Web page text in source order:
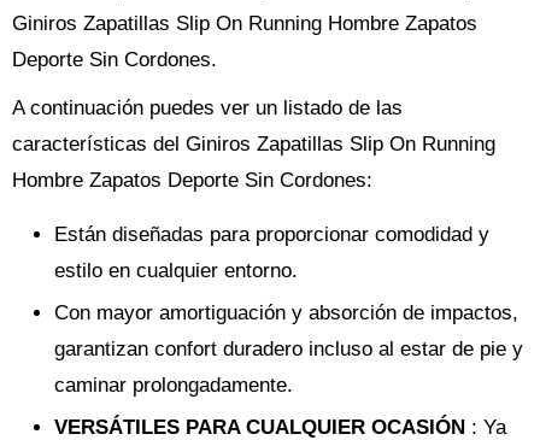
Giniros Zapatillas Slip On Running Hombre Zapatos
Deporte Sin Cordones.
A continuación puedes ver un listado de las
características del Giniros Zapatillas Slip On Running
Hombre Zapatos Deporte Sin Cordones:
Están diseñadas para proporcionar comodidad y
estilo en cualquier entorno.
Con mayor amortiguación y absorción de impactos,
garantizan confort duradero incluso al estar de pie y
caminar prolongadamente.
VERSÁTILES PARA CUALQUIER OCASIÓN : Ya